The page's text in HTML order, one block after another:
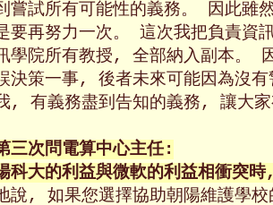
嘗試所有可能性的義務。 因此雖
要再努力一次。 這次我把負責資
學院所有教授, 全部納入副本。
決策一事, 後者未來可能因為沒
, 有義務盡到告知的義務, 讓大
三次問電算中心主任:
科大的利益與微軟的利益相衝突
說, 如果您選擇協助朝陽維護學